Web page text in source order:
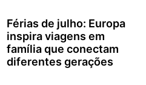
Férias de julho: Europa
inspira viagens em
família que conectam
diferentes gerações